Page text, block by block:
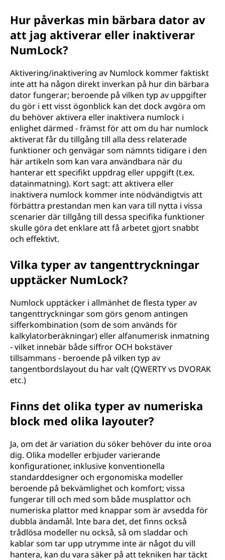
Hur påverkas min bärbara dator av
att jag aktiverar eller inaktiverar
NumLock?
Aktivering/inaktivering av Numlock kommer faktiskt
inte att ha någon direkt inverkan på hur din bärbara
dator fungerar; beroende på vilken typ av uppgifter
du gör i ett visst ögonblick kan det dock avgöra om
du behöver aktivera eller inaktivera numlock i
enlighet därmed - främst för att om du har numlock
aktiverat får du tillgång till alla dess relaterade
funktioner och genvägar som nämnts tidigare i den
här artikeln som kan vara användbara när du
hanterar ett specifikt uppdrag eller uppgift (t.ex.
datainmatning). Kort sagt: att aktivera eller
inaktivera numlock kommer inte nödvändigtvis att
förbättra prestandan men kan vara till nytta i vissa
scenarier där tillgång till dessa specifika funktioner
skulle göra det enklare att få arbetet gjort snabbt
och effektivt.
Vilka typer av tangenttryckningar
upptäcker NumLock?
Numlock upptäcker i allmänhet de flesta typer av
tangenttryckningar som görs genom antingen
sifferkombination (som de som används för
kalkylatorberäkningar) eller alfanumerisk inmatning
- vilket innebär både siffror OCH bokstäver
tillsammans - beroende på vilken typ av
tangentbordslayout du har valt (QWERTY vs DVORAK
etc.)
Finns det olika typer av numeriska
block med olika layouter?
Ja, om det är variation du söker behöver du inte oroa
dig. Olika modeller erbjuder varierande
konfigurationer, inklusive konventionella
standarddesigner och ergonomiska modeller
beroende på bekvämlighet och komfort; vissa
fungerar till och med som både musplattor och
numeriska plattor med knappar som är avsedda för
dubbla ändamål. Inte bara det, det finns också
trådlösa modeller nu också, så om sladdar och
kablar som tar upp utrymme inte är något du vill
hantera, kan du vara säker på att tekniken har täckt